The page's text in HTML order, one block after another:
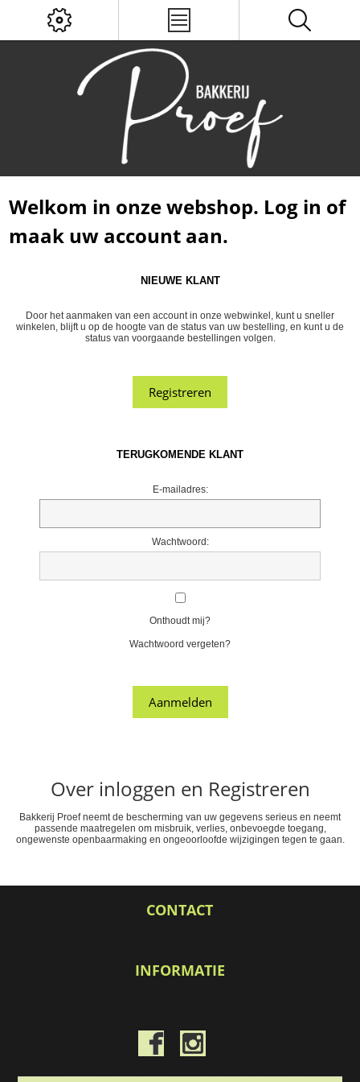
Welkom in onze webshop. Log in of
maak uw account aan.
NIEUWE KLANT
Door het aanmaken van een account in onze webwinkel, kunt u sneller
winkelen, blijft u op de hoogte van de status van uw bestelling, en kunt u de
status van voorgaande bestellingen volgen.
TERUGKOMENDE KLANT
E-mailadres:
Wachtwoord:
Onthoudt mij?
Wachtwoord vergeten?
Over inloggen en Registreren
Bakkerij Proef neemt de bescherming van uw gegevens serieus en neemt
passende maatregelen om misbruik, verlies, onbevoegde toegang,
ongewenste openbaarmaking en ongeoorloofde wijzigingen tegen te gaan.
CONTACT
INFORMATIE